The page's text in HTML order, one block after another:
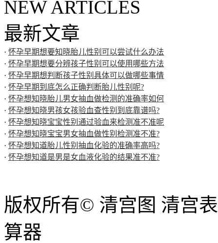
NEW ARTICLES
最新文章
· 怀孕早期想要知晓胎儿性别可以尝试什么办法
· 怀孕早期想要分辨孩子性别可以使用哪些方法
· 怀孕早期想判断孩子性别具体可以做哪些事情
· 怀孕早期到底怎么正确判断胎儿性别呢?
· 怀孕想知晓胎儿男女抽血做检测的准确率如何
· 怀孕想知晓男孩女孩验血查性别到底靠谱吗?
· 怀孕想知晓宝宝性别通过验血来检测准不准呢
· 怀孕想知晓宝宝男女抽血做性别检测准不准?
· 怀孕想知道胎儿性别抽血化验的准确率高吗?
· 怀孕想知道是男是女血液化验的结果准不准?
版权所有© 清宫图 清宫
算器